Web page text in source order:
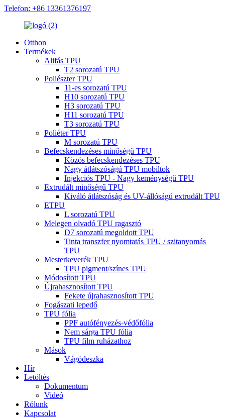
Telefon: +86 13361376197
Otthon
Termékek
Alifás TPU
T2 sorozatú TPU
Poliészter TPU
11-es sorozatú TPU
H10 sorozatú TPU
H3 sorozatú TPU
H11 sorozatú TPU
T3 sorozatú TPU
Poliéter TPU
M sorozatú TPU
Befecskendezéses minőségű TPU
Közös befecskendezéses TPU
Nagy átlátszóságú TPU mobiltok
Injekciós TPU - Nagy keménységű TPU
Extrudált minőségű TPU
Kiváló átlátszóság és UV-állóságú extrudált TPU
ETPU
L sorozatú TPU
Melegen olvadó TPU ragasztó
D7 sorozatú megoldott TPU
Tinta transzfer nyomtatás TPU / szitanyomás
TPU
Mesterkeverék TPU
TPU pigment/színes TPU
Módosított TPU
Újrahasznosított TPU
Fekete újrahasznosított TPU
Fogászati ​​lepedő
TPU fólia
PPF autófényezés-védőfólia
Nem sárga TPU fólia
TPU film ruházathoz
Mások
Vágódeszka
Hír
Letöltés
Dokumentum
Videó
Rólunk
Kapcsolat